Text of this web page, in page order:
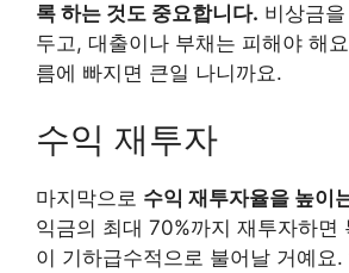
록 하는 것도 중요합니다. 비상금
두고, 대출이나 부채는 피해야 해
름에 빠지면 큰일 나니까요.
수익 재투자
마지막으로 수익 재투자율을 높이
익금의 최대 70%까지 재투자하면
이 기하급수적으로 불어날 거예요